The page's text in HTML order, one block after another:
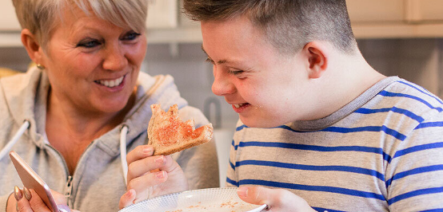
Snel naar:
Wonen bij Dichterbij
Zinvolle dagbesteding
Vrije dagbestedingsplekken